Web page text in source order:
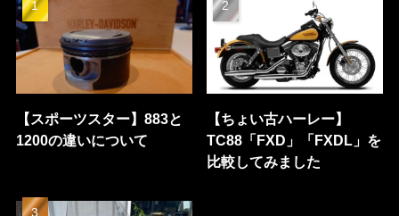
【スポーツスター】883と
1200の違いについて
【ちょい古ハーレー】
TC88「FXD」「FXDL」を
比較してみました